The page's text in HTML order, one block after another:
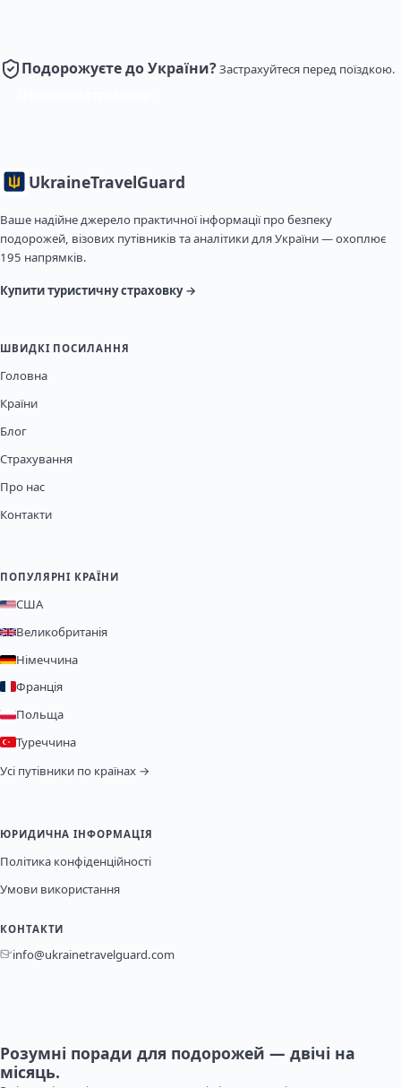
Подорожуєте до України?Застрахуйтеся перед поїздкою.
UkraineTravelGuard
Ваше надійне джерело практичної інформації про безпеку
подорожей, візових путівників та аналітики для України — охоплює
195 напрямків.
Купити туристичну страховку →
ШВИДКІ ПОСИЛАННЯ
Головна
Країни
Блог
Страхування
Про нас
Контакти
ПОПУЛЯРНІ КРАЇНИ
США
Великобританія
Німеччина
Франція
Польща
Туреччина
Усі путівники по країнах →
ЮРИДИЧНА ІНФОРМАЦІЯ
Політика конфіденційності
Умови використання
КОНТАКТИ
info@ukrainetravelguard.com
Розумні поради для подорожей — двічі на
місяць.